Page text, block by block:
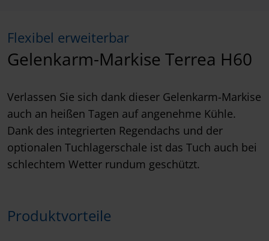
Flexibel erweiterbar
Gelenkarm-Markise Terrea H60
Verlassen Sie sich dank dieser Gelenkarm-Markise
auch an heißen Tagen auf angenehme Kühle.
Dank des integrierten Regendachs und der
optionalen Tuchlagerschale ist das Tuch auch bei
schlechtem Wetter rundum geschützt.
Produktvorteile